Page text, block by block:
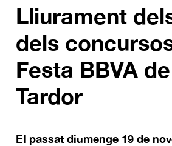
Lliurament
dels
Festa BBVA
Tardor
El passat diumenge 19 de